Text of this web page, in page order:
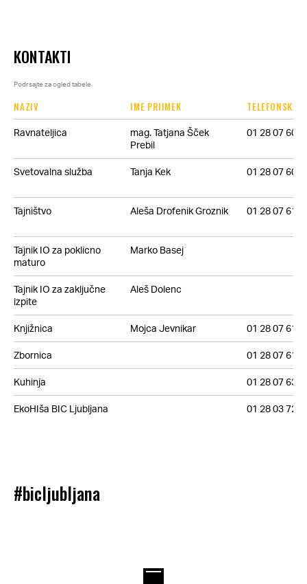
KONTAKTI
Podrsajte za ogled tabele
NAZIV IME PRIIMEK TELEFONSKA
Ravnateljica
mag. Tatjana Šček
Prebil
01 28 07 604
Svetovalna služba Tanja Kek 01 28 07 605
Tajništvo Aleša Drofenik Groznik 01 28 07 610
Tajnik IO za poklicno
maturo
Marko Basej
Tajnik IO za zaključne
izpite
Aleš Dolenc
Knjižnica Mojca Jevnikar 01 28 07 611
Zbornica 01 28 07 615
Kuhinja 01 28 07 631
EkoHIša BIC Ljubljana 01 28 03 722
#bicljubljana